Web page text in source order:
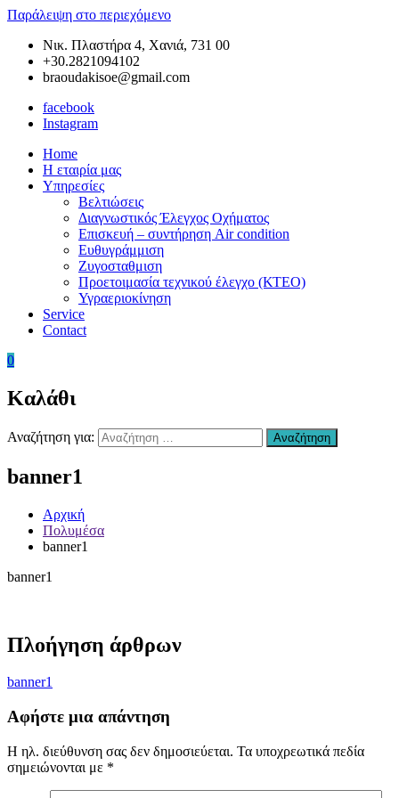
Παράλειψη στο περιεχόμενο
Νικ. Πλαστήρα 4, Χανιά, 731 00
+30.2821094102
braoudakisoe@gmail.com
facebook
Instagram
Braoudakis
Συνεργείο
Αυτοκινήτων
Ευθυγράμμιση
Ζυγοσταθμιση
–
Αυτοκινήτων
Χανιά
Επισκευή
Χανιά
–
condition
Χανιά
–
Ανταλλακτικά
Υγραεριοκινηση
–
Βελτιώσεις
Διαγνωστικός
Έλεγχος
Οχήματος
Χανιά
Home
Η εταιρία μας
Υπηρεσίες
Βελτιώσεις
Διαγνωστικός Έλεγχος Οχήματος
Επισκευή – συντήρηση Air condition
Ευθυγράμμιση
Ζυγοσταθμιση
Προετοιμασία τεχνικού έλεγχο (ΚΤΕΟ)
Υγραεριοκίνηση
Service
Contact
0
Καλάθι
Αναζήτηση για: Αναζήτηση
banner1
Αρχική
Πολυμέσα
banner1
banner1
Πλοήγηση άρθρων
banner1
Αφήστε μια απάντηση
Η ηλ. διεύθυνση σας δεν δημοσιεύεται. Τα υποχρεωτικά πεδία
σημειώνονται με *